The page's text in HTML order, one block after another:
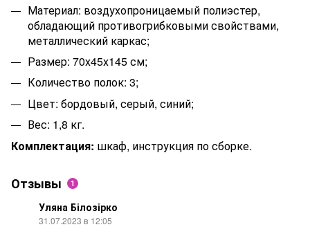
Материал: воздухопроницаемый полиэстер,
обладающий противогрибковыми свойствами,
металлический каркас;
Размер: 70х45х145см;
Количество полок: 3;
Цвет: бордовый, серый, синий;
Вес: 1,8 кг.
Комплектация: шкаф, инструкция по сборке.
Отзывы 1
Уляна Білозірко
31.07.2023 в 12:05